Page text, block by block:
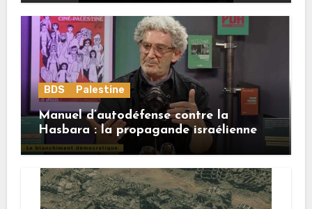
BDS Palestine
Manuel d’autodéfense contre la
Hasbara : la propagande israélienne